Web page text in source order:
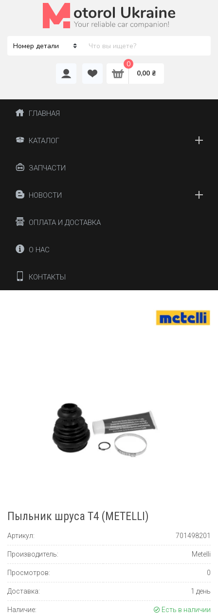
0,00 ₴
0
ГЛАВНАЯ
КАТАЛОГ
ЗАПЧАСТИ
НОВОСТИ
ОПЛАТА И ДОСТАВКА
О НАС
КОНТАКТЫ
Пыльник шруса Т4 (METELLI)
Артикул: 701498201
Производитель: Metelli
Просмотров: 0
Доставка: 1 день
Наличие: Есть в наличии